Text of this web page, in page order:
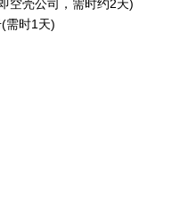
空壳公司，需时约2天)
需时1天)